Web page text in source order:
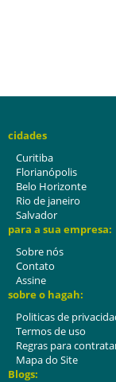
cidades
Curitiba
Florianópolis
Belo Horizonte
Rio de janeiro
Salvador
para a sua empresa:
Sobre nós
Contato
Assine
sobre o hagah:
Politicas de
Termos de uso
Regras para
Mapa do Site
Blogs: